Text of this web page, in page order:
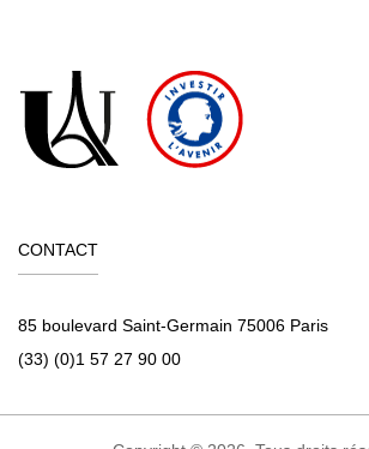
CONTACT
85 boulevard Saint-Germain 75006 Paris
(33) (0)1 57 27 90 00